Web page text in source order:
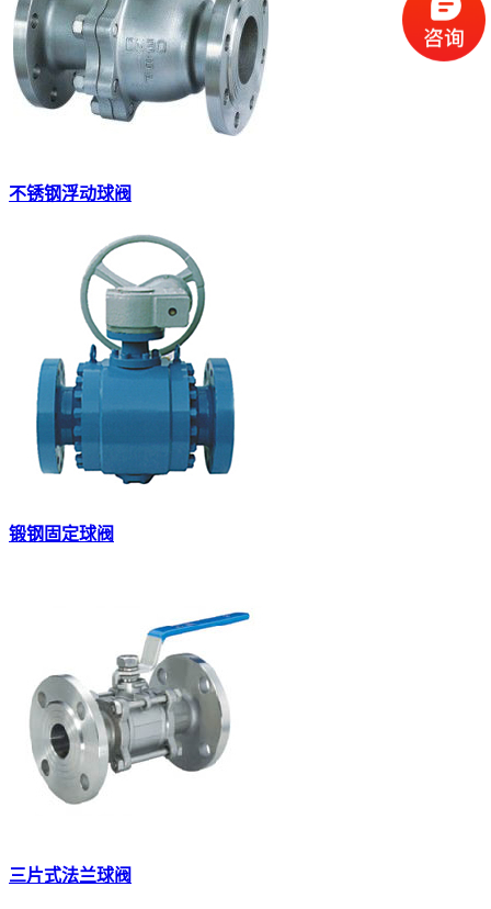
不锈钢浮动球阀
锻钢固定球阀
三片式法兰球阀